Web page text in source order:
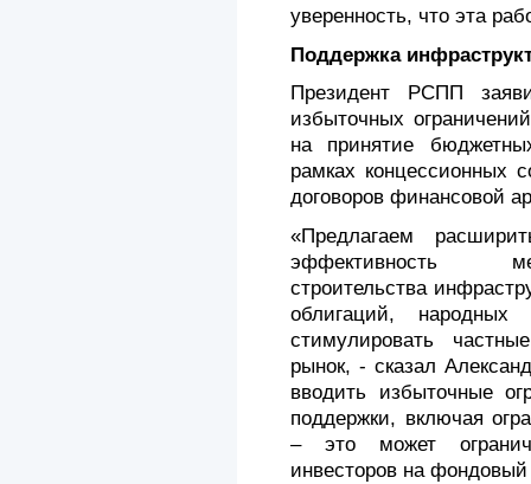
уверенность, что эта
Поддержка
Президент РСПП
избыточных
на принятие
рамках концессионных
договоров финансовой
«Предлагаем
эффективность
строительства
облигаций,
стимулировать
рынок, - сказал
вводить избыточные
поддержки, включая
– это может
инвесторов на